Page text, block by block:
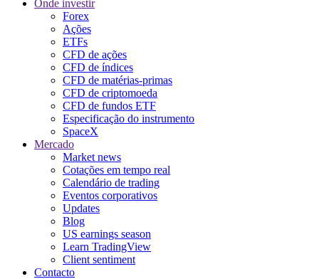
Onde investir
Forex
Ações
ETFs
CFD de ações
CFD de índices
CFD de matérias-primas
CFD de criptomoeda
CFD de fundos ETF
Especificação do instrumento
SpaceX
Mercado
Market news
Cotações em tempo real
Calendário de trading
Eventos corporativos
Updates
Blog
US earnings season
Learn TradingView
Client sentiment
Contacto